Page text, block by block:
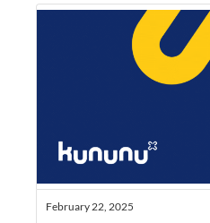
February 22, 2025